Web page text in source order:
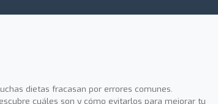
dietas fracasan por errores comunes.
cuáles son y cómo evitarlos para mejorar tu